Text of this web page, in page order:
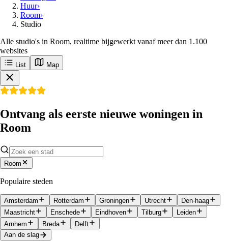
Huur›
Room›
Studio
Alle studio's in Room, realtime bijgewerkt vanaf meer dan 1.100
websites
List Map
Ontvang als eerste nieuwe woningen in
Room
Room
Populaire steden
Amsterdam Rotterdam Groningen Utrecht
Den-haag
Maastricht
Enschede Eindhoven Tilburg
Leiden
Arnhem
Breda
Delft
Aan de slag